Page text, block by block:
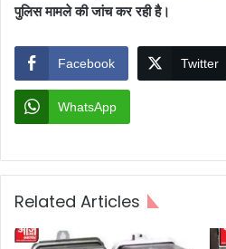
पुलिस मामले की जांच कर रही है।
Facebook Twitter
WhatsApp
Related Articles